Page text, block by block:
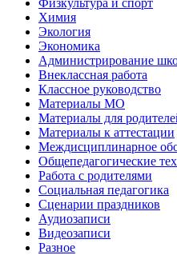
Химия
Экология
Экономика
Администрирование
Внеклассная работа
Классное руководство
Материалы МО
Материалы для
Материалы к аттестации
Междисциплинарное
Общепедагогические
Работа с родителями
Социальная педагогика
Сценарии праздников
Аудиозаписи
Видеозаписи
Разное